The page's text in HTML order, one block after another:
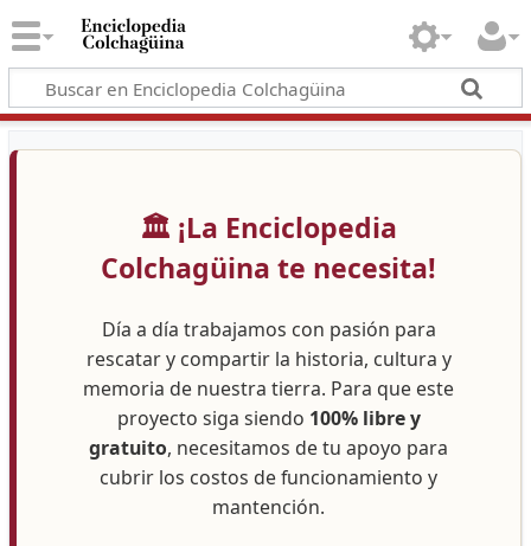
🏛️ ¡La Enciclopedia
Colchagüina te necesita!
Día a día trabajamos con pasión para
rescatar y compartir la historia, cultura y
memoria de nuestra tierra. Para que este
proyecto siga siendo 100% libre y
gratuito, necesitamos de tu apoyo para
cubrir los costos de funcionamiento y
mantención.